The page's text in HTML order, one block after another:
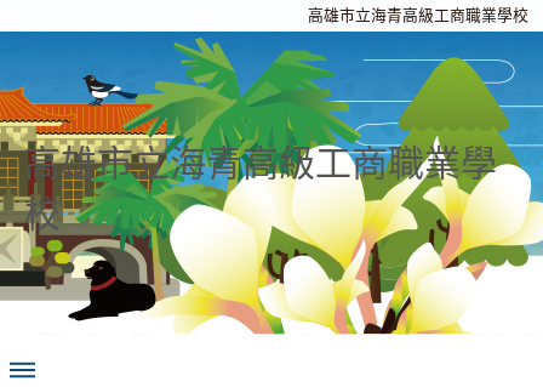
高雄市立海青高級工商職業學校
高雄市立海青高級工商職業學
校